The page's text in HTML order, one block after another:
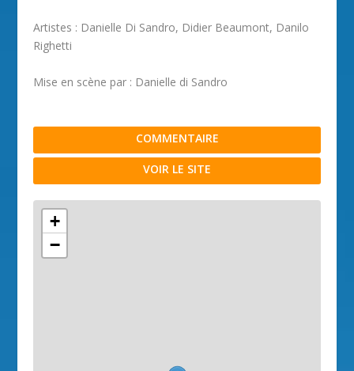
Artistes : Danielle Di Sandro, Didier Beaumont, Danilo
Righetti
Mise en scène par : Danielle di Sandro
COMMENTAIRE
VOIR LE SITE
+
−